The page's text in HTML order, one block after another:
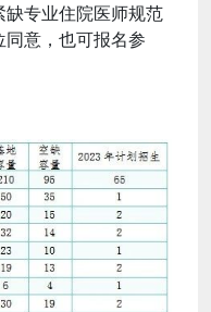
专业住院医师规范
意，也可报名参